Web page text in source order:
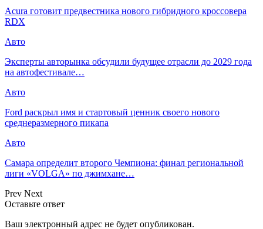
Acura готовит предвестника нового гибридного кроссовера
RDX
Авто
Эксперты авторынка обсудили будущее отрасли до 2029 года
на автофестивале…
Авто
Ford раскрыл имя и стартовый ценник своего нового
среднеразмерного пикапа
Авто
Самара определит второго Чемпиона: финал региональной
лиги «VOLGA» по джимхане…
Prev Next
Оставьте ответ
Ваш электронный адрес не будет опубликован.